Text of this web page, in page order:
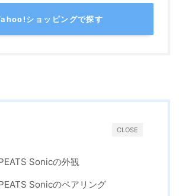
ショッピングで探す
CLOSE
Sonicの外観
Sonicのペアリング